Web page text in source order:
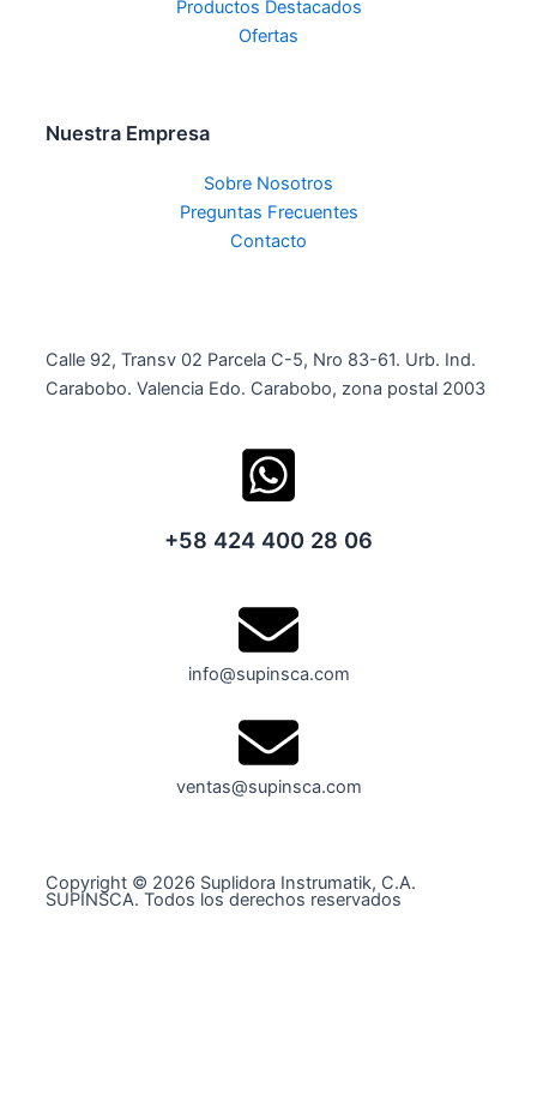
Productos Destacados
Ofertas
Nuestra Empresa
Sobre Nosotros
Preguntas Frecuentes
Contacto
Calle 92, Transv 02 Parcela C-5, Nro 83-61. Urb. Ind.
Carabobo. Valencia Edo. Carabobo, zona postal 2003
+58 424 400 28 06
info@supinsca.com
ventas@supinsca.com
Copyright © 2026 Suplidora Instrumatik, C.A.
SUPINSCA. Todos los derechos reservados